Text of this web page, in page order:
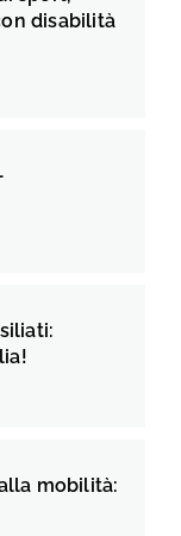
disabilità
mobilità: